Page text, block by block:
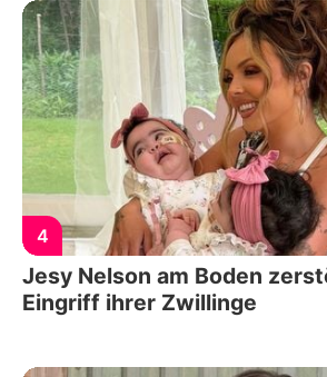
4
Jesy Nelson am Boden
Eingriff ihrer Zwillinge